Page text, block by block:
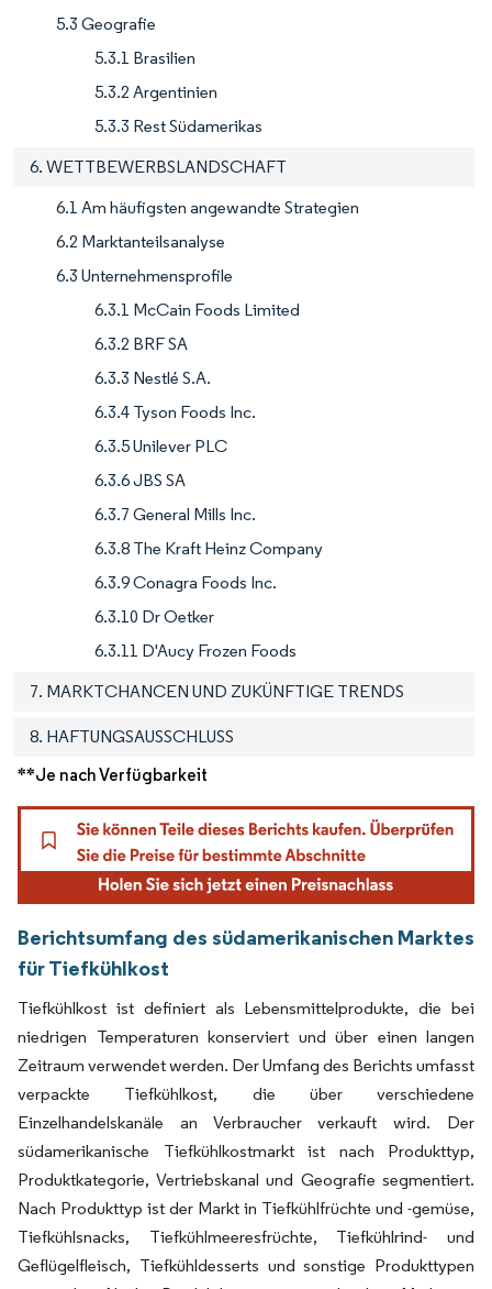
5.3 Geografie
5.3.1 Brasilien
5.3.2 Argentinien
5.3.3 Rest Südamerikas
6. WETTBEWERBSLANDSCHAFT
6.1 Am häufigsten angewandte Strategien
6.2 Marktanteilsanalyse
6.3 Unternehmensprofile
6.3.1 McCain Foods Limited
6.3.2 BRF SA
6.3.3 Nestlé S.A.
6.3.4 Tyson Foods Inc.
6.3.5 Unilever PLC
6.3.6 JBS SA
6.3.7 General Mills Inc.
6.3.8 The Kraft Heinz Company
6.3.9 Conagra Foods Inc.
6.3.10 Dr Oetker
6.3.11 D'Aucy Frozen Foods
7. MARKTCHANCEN UND ZUKÜNFTIGE TRENDS
8. HAFTUNGSAUSSCHLUSS
**Je nach Verfügbarkeit
Berichtsumfang des südamerikanischen Marktes
für Tiefkühlkost
Tiefkühlkost ist definiert als Lebensmittelprodukte, die bei
niedrigen Temperaturen konserviert und über einen langen
Zeitraum verwendet werden. Der Umfang des Berichts umfasst
verpackte Tiefkühlkost, die über verschiedene
Einzelhandelskanäle an Verbraucher verkauft wird. Der
südamerikanische Tiefkühlkostmarkt ist nach Produkttyp,
Produktkategorie, Vertriebskanal und Geografie segmentiert.
Nach Produkttyp ist der Markt in Tiefkühlfrüchte und -gemüse,
Tiefkühlsnacks, Tiefkühlmeeresfrüchte, Tiefkühlrind- und
Geflügelfleisch, Tiefkühldesserts und sonstige Produkttypen